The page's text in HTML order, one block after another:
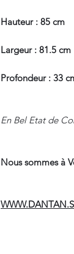
Hauteur : 85 cm
Largeur : 81.5 cm
Profondeur : 33
En Bel Etat de
Nous sommes à